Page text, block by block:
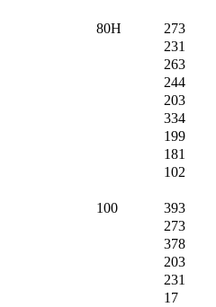
80H 273
231
263
244
203
334
199
181
102
100 393
273
378
203
231
17